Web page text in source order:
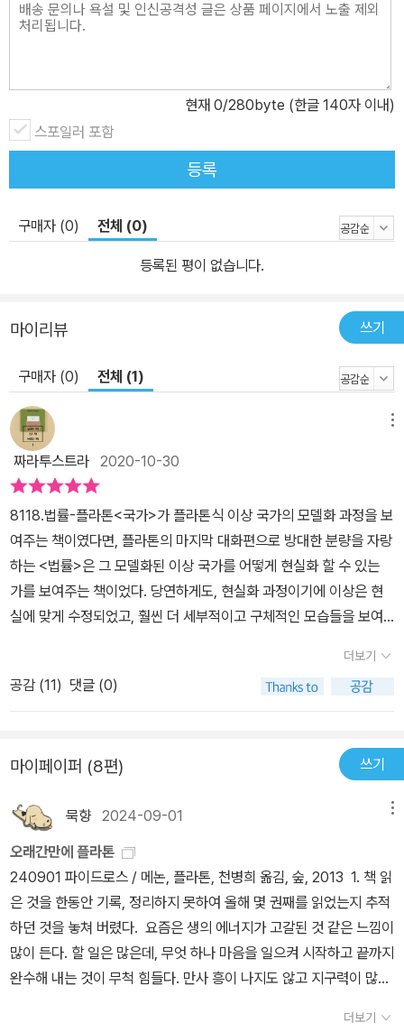
행복에 관한 올바른 사고를 제시한다. 새로운 국가를 구성할 시민들
사를 어떻게 이끌고, 재산에 따른 갈등을 조절하기 위해서 재산공유
제와 네 종류의 재산등급제를 어떻게 운용하고, 행정단위를 어떻게
설정해야 좋을지 검토한다.(5권) 그리고 공정하게 관리를 임명하기
위해서 어떤 관리들을 어떻게 선출해야 하는지를 살핀다. 최고위직,
기준으로 적절하게 선발해야 한다. 이와 함께 남녀가 함께 참여하는
공동의 장을 마련하기 위해서 공동식사 제도를 도입하고, 결혼과 출
산을 국가의 미래를 위해서 적절하게 관리해야 한다고 제안한다.(6
체력단련을 위한 다양한 교육을 실시하고, 여성도 평등하게 교육받도
록 해야 하며, 적절한 교과과정에 따라서 음악과 각종 경기를 익히고,
비극과 사냥을 통해서 바람직한 혼과 건강한 몸을 지니도록 할 뿐만
아니라 체육 경기와 군사훈련을 연결시켜서 민첩한 몸을 단련하는 것
이 국가 수호와 연결되도록 한다. 이와 함께 성욕과 관련된 문제들에
대응하는 규범들을 통해서 무절제와 성적 혼란을 제어하고, 경제활동
과 관련해서 농업, 경제, 무역 등을 규제하는 다양한 방안을 제안한다.
(7권과 8권) 지금까지 구성적인 방식으로 제안된 제도들에 따르는
부정적인 측면들에 주목해 국가 건설과 함께 보전에 관한 문제도 대
비해야 한다. 이는 법률 제도에 따라서 잘 다스려지고 미덕을 실천하
기에 유리한 나라에서도 다양한 불법 행위가 발생할 수 있기 때문이
다. 따라서 형법과 관련해서 다양한 불법 행위들과 재판 절차를 제안
하는데, 정체를 전복시키려는 반역죄를 비롯해 다양한 살인죄와 상
해, 폭행에 관한 법과 처벌 사항들을 갖추어야 한다. (9권) 공동체의
종교와 관련해서 불경죄를 엄격하게 처벌하고자 하는데, 특히 신에
과 관련해서 다양한 분쟁을 해결할 법안을 모색하는데, 타인의 재산
을 존중하는 태도를 바탕으로 상거래와 관련된 다양한 규제, 가족법
과 관련해서 유산, 상속, 결혼, 신분에 관한 법률들, 광인에 대한 격리
와 질서를 위협할 만한 희극들에 대한 검열 문제, 군복무와 관련된 규
정들, 외국 여행에 대한 제한과 외교 사절단을 활용하는 방식, 감사관
의 직무에 관한 규정 등을 제안한 뒤에 국가의 정체와 법률을 온전하
게 보전하기 위해서는 정상적인 업무를 총괄하는 ‘새벽회의’와 이런
특수한 임무를 맡은 이들에 대한 특별 교육이 필요하다고 제안한다.
논의를 이끌어온 아테나이의 현자는 다양한 나라의 법 제도가 상이한
현재 0/280byte (한글 140자 이내)
스포일러 포함
등록
구매자 (0) 전체 (0)
등록된 평이 없습니다.
마이리뷰 쓰기
구매자 (0) 전체 (1)
짜라투스트라 2020-10-30
8118.법률-플라톤​<국가>가 플라톤식 이상 국가의 모델화 과정을 보
여주는 책이였다면, 플라톤의 마지막 대화편으로 방대한 분량을 자랑
하는 <법률>은 그 모델화된 이상 국가를 어떻게 현실화 할 수 있는
가를 보여주는 책이었다. 당연하게도, 현실화 과정이기에 이상은 현
실에 맞게 수정되었고, 훨씬 더 세부적이고 구체적인 모습들을 보여
지만 읽다 보니 엘리트 중심적이고, 변화를 받아들이지 않고, 반란이
나 저항,비판을 거부하며, 조화나 질서를 지속적으로 강조하는 분위
기 때문에 숨이 막혔다. 역시 <법률>도 어쩔 수 없이 고대의 한계에
더보기
공감 (11) 댓글 (0)
마이페이퍼 (8편) 쓰기
묵향2024-09-01
오래간만에 플라톤
240901 파이드로스 / 메논, 플라톤, 천병희 옮김, 숲, 2013 1. 책 읽
은 것을 한동안 기록, 정리하지 못하여 올해 몇 권째를 읽었는지 추적
하던 것을 놓쳐 버렸다. 요즘은 생의 에너지가 고갈된 것 같은 느낌이
많이 든다. 할 일은 많은데, 무엇 하나 마음을 일으켜 시작하고 끝까지
완수해 내는 것이 무척 힘들다. 만사 흥이 나지도 않고 지구력이 많이
더보기